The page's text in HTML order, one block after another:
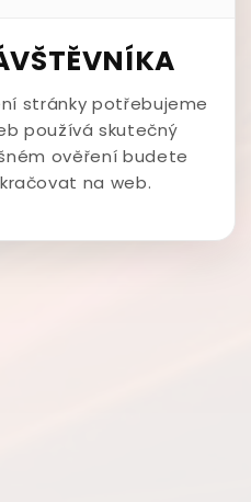
stránky potřebujeme
používá skutečný
ověření budete
na web.